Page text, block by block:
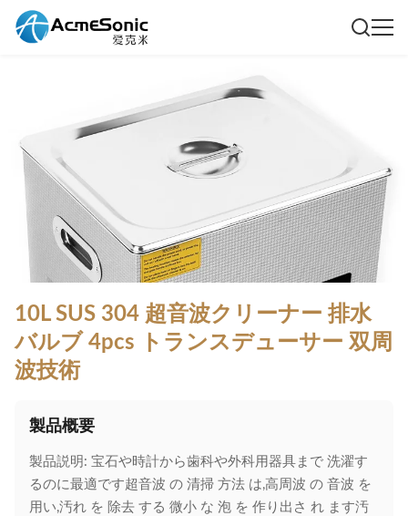
10L SUS 304 超音波クリーナー 排水
バルブ 4pcs トランスデューサー 双周
波技術
製品概要
製品説明: 宝石や時計から歯科や外科用器具まで 洗濯す
るのに最適です超音波 の 清掃 方法 は,高周波 の 音波 を
用い,汚れ を 除去 する 微小 な 泡 を 作り出さ れ ます汚